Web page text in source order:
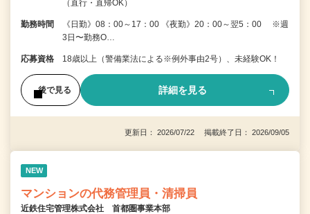
（直行・直帰OK）
勤務時間
《日勤》08：00～17：00 《夜勤》20：00～翌5：00 ※週
3日〜勤務O…
応募資格 18歳以上（警備業法による※例外事由2号）、未経験OK！
後で見る 詳細を見る
更新日： 2026/07/22 掲載終了日： 2026/09/05
NEW
マンションの代務管理員・清掃員
近鉄住宅管理株式会社 首都圏事業本部